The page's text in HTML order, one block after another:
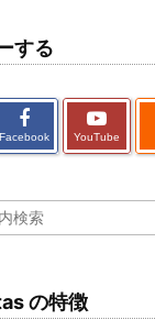
する
Facebook YouTube
の特徴